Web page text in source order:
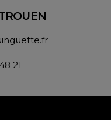
21